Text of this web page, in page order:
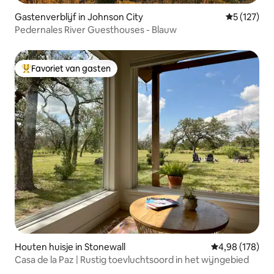
Gastenverblijf in Johnson City
5 (127)
Pedernales River Guesthouses - Blauw
Topfavoriet van gasten
Favoriet van gasten
Houten huisje in Stonewall Gemiddelde
4,98 (178)
Casa de la Paz | Rustig toevluchtsoord in het wijngebied